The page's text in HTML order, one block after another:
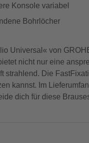
Konsole variabel
Bohrlöcher
Universal« von
nicht nur eine
strahlend. Die
kannst. Im
dich für diese